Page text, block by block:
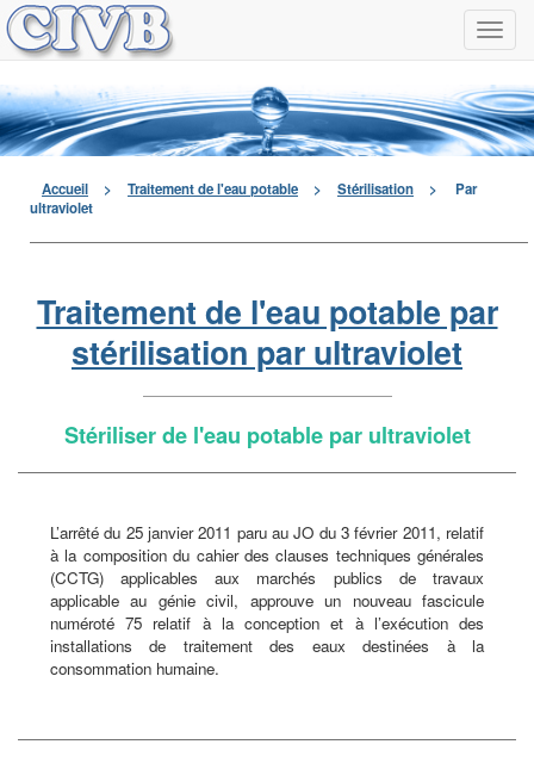
à
Accueil > Traitement de l'eau potable > Stérilisation >
Par
ultraviolet
Traitement de l'eau potable par
stérilisation par ultraviolet
Stériliser de l'eau potable par ultraviolet
L’arrêté du 25 janvier 2011 paru au JO du 3 février 2011, relatif
à la composition du cahier des clauses techniques générales
(CCTG) applicables aux marchés publics de travaux
applicable au génie civil, approuve un nouveau fascicule
numéroté 75 relatif à la conception et à l’exécution des
installations de traitement des eaux destinées à la
consommation humaine.